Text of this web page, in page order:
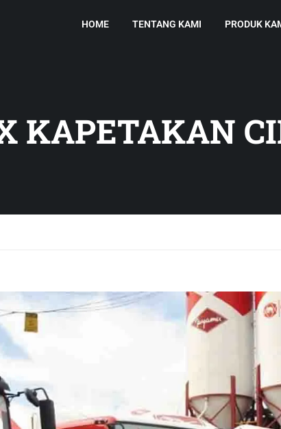
HOME TENTANG KAMI PRODUK
KAPETAKAN